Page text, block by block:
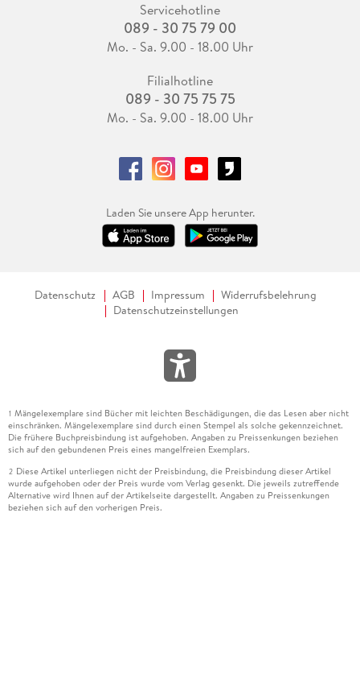
Servicehotline
089 - 30 75 79 00
Mo. - Sa. 9.00 - 18.00 Uhr
Filialhotline
089 - 30 75 75 75
Mo. - Sa. 9.00 - 18.00 Uhr
Laden Sie unsere App herunter.
Datenschutz AGB Impressum
Widerrufsbelehrung
Datenschutzeinstellungen
1 Mängelexemplare sind Bücher mit leichten Beschädigungen, die das Lesen aber nicht
einschränken. Mängelexemplare sind durch einen Stempel als solche gekennzeichnet.
Die frühere Buchpreisbindung ist aufgehoben. Angaben zu Preissenkungen beziehen
sich auf den gebundenen Preis eines mangelfreien Exemplars.
2 Diese Artikel unterliegen nicht der Preisbindung, die Preisbindung dieser Artikel
wurde aufgehoben oder der Preis wurde vom Verlag gesenkt. Die jeweils zutreffende
Alternative wird Ihnen auf der Artikelseite dargestellt. Angaben zu Preissenkungen
beziehen sich auf den vorherigen Preis.